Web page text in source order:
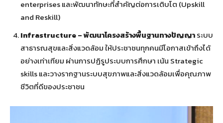
enterprises และพัฒนาทักษะที่สำคัญต่อการเติบโต (Upskill
and Reskill)
Infrastructure – พัฒนาโครงสร้างพื้นฐานทางปัญญาระบบ
สาธารณสุขและสิ่งแวดล้อม ให้ประชาชนทุกคนมีโอกาสเข้าถึงได้
อย่างเท่าเทียม ผ่านการปฏิรูประบบการศึกษา เน้น Strategic
skills และวางรากฐานระบบสุขภาพและสิ่งแวดล้อมเพื่อคุณภาพ
ชีวิตที่ดีของประชาชน